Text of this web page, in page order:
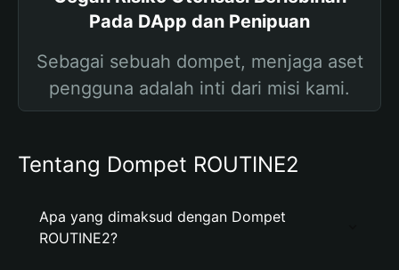
Pada DApp dan Penipuan
Sebagai sebuah dompet, menjaga aset
pengguna adalah inti dari misi kami.
Tentang Dompet ROUTINE2
Apa yang dimaksud dengan Dompet
ROUTINE2?